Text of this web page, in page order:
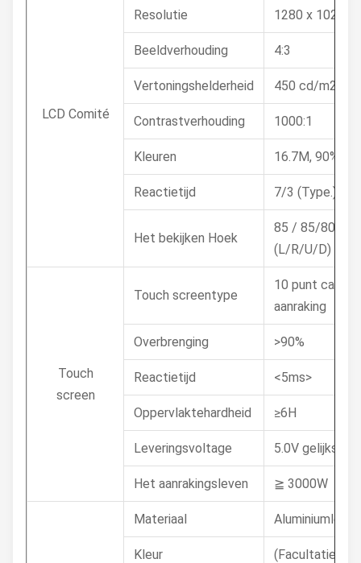
LCD Comité
Resolutie 1280 x 1024
Beeldverhouding 4:3
Vertoningshelderheid 450 cd/m2
Contrastverhouding 1000:1
Kleuren 16.7M, 90%
Reactietijd 7/3 (Type.)
Het bekijken Hoek
85 / 85/80/80
(L/R/U/D)
Touch
screen
Touch screentype
10 punt
aanraking
Overbrenging >90%
Reactietijd <5ms>
Oppervlaktehardheid ≥6H
Leveringsvoltage 5.0V
Het aanrakingsleven ≧ 3000W
Materiaal
Kleur (Facultatief)